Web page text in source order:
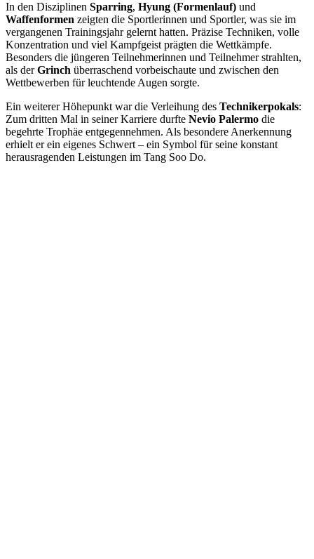
In den Disziplinen Sparring, Hyung (Formenlauf) und
Waffenformen zeigten die Sportlerinnen und Sportler, was sie im
vergangenen Trainingsjahr gelernt hatten. Präzise Techniken, volle
Konzentration und viel Kampfgeist prägten die Wettkämpfe.
Besonders die jüngeren Teilnehmerinnen und Teilnehmer strahlten,
als derGrinch überraschend vorbeischaute und zwischen den
Wettbewerben für leuchtende Augen sorgte.
Ein weiterer Höhepunkt war die Verleihung des Technikerpokals:
Zum dritten Mal in seiner Karriere durfte Nevio Palermo die
begehrte Trophäe entgegennehmen. Als besondere Anerkennung
erhielt er ein eigenes Schwert – ein Symbol für seine konstant
herausragenden Leistungen im Tang Soo Do.